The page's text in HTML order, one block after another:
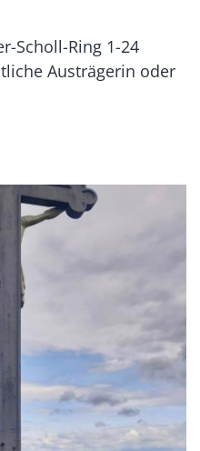
Scholl-Ring 1-24
Austrägerin oder